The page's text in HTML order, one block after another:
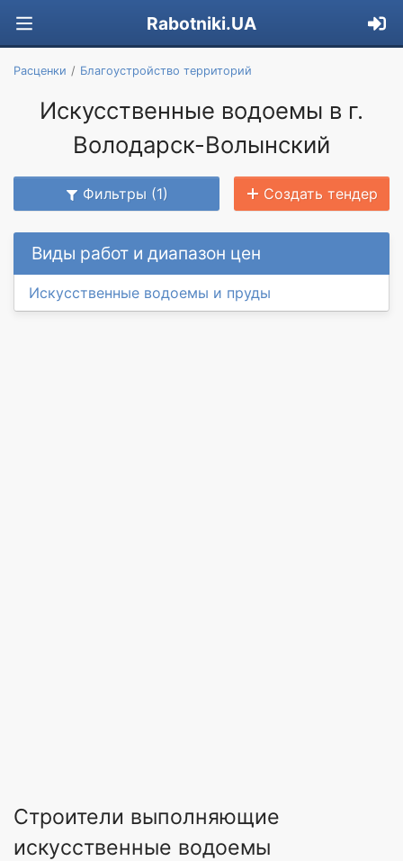
Rabotniki.UA
Расценки Благоустройство территорий
Искусственные водоемы в г.
Володарск-Волынский
Фильтры (1) Создать тендер
Виды работ и диапазон цен
Искусственные водоемы и пруды
Строители выполняющие
искусственные водоемы